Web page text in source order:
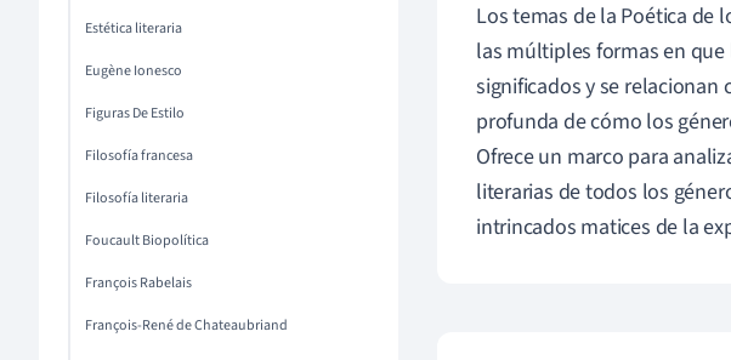
Estética literaria
Eugène Ionesco
Figuras De Estilo
Filosofía francesa
Filosofía literaria
Foucault Biopolítica
François Rabelais
François-René de Chateaubriand
Los temas de la Poética de
las múltiples formas en
significados y se
profunda de cómo los
Ofrece un marco para
literarias de todos los
intrincados matices de la